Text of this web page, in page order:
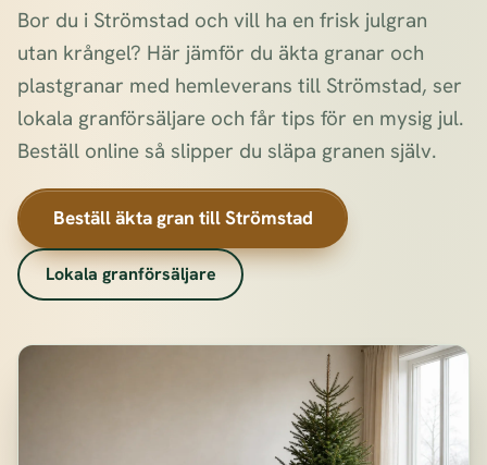
Bor du i Strömstad och vill ha en frisk julgran
utan krångel? Här jämför du äkta granar och
plastgranar med hemleverans till Strömstad, ser
lokala granförsäljare och får tips för en mysig jul.
Beställ online så slipper du släpa granen själv.
Beställ äkta gran till Strömstad
Lokala granförsäljare